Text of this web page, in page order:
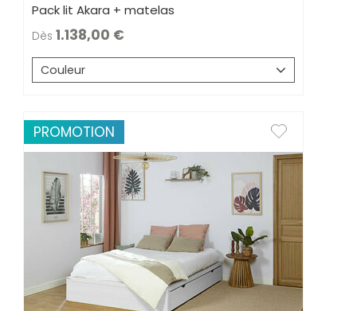
Pack lit Akara + matelas
Dès 1.138,00
Couleur
PROMOTION